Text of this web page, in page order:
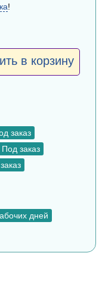
!
в корзину
заказ
Под заказ
дней